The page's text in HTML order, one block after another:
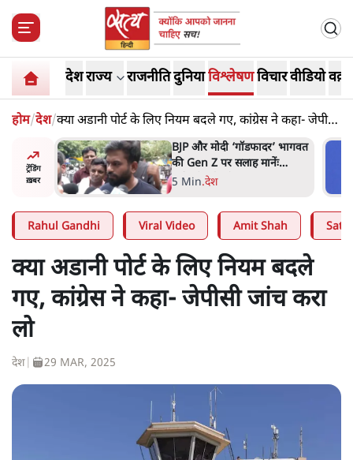
देशराज्य राजनीतिदुनियाविश्लेषणविचारवीडियो
होम/देश/क्या अडानी पोर्ट के लिए नियम बदले गए, कांग्रेस ने कहा- जेपीसी
जांच करा लो
ट्रेंडिंग
ख़बर
पूरी दाल
कर
BJP और मोदी ‘गॉडफादर’ भागवत
की Gen Z पर सलाह मानेंः
अभिजीत दिपके
5 Min.देश
Rahul Gandhi Viral Video Amit Shah
क्या अडानी पोर्ट के लिए नियम बदले
गए, कांग्रेस ने कहा- जेपीसी जांच करा
लो
देश 29 MAR, 2025